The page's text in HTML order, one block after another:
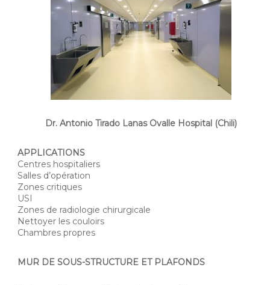
Dr. Antonio Tirado Lanas Ovalle Hospital (Chili)
APPLICATIONS
Centres hospitaliers
Salles d’opération
Zones critiques
USI
Zones de radiologie chirurgicale
Nettoyer les couloirs
Chambres propres
MUR DE SOUS-STRUCTURE ET PLAFONDS